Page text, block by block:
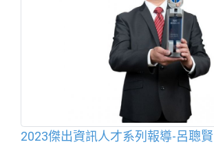
2023傑出資訊人才系列報導-呂聰賢